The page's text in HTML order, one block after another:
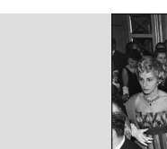
Wallmann